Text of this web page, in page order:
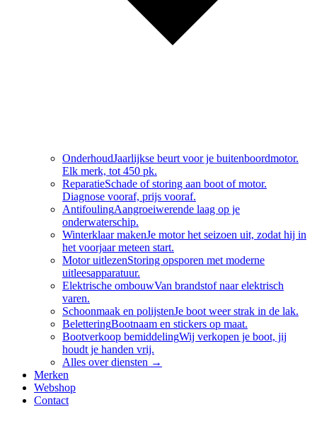
OnderhoudJaarlijkse beurt voor je buitenboordmotor.
Elk merk, tot 450 pk.
ReparatieSchade of storing aan boot of motor.
Diagnose vooraf, prijs vooraf.
AntifoulingAangroeiwerende laag op je
onderwaterschip.
Winterklaar makenJe motor het seizoen uit, zodat hij in
het voorjaar meteen start.
Motor uitlezenStoring opsporen met moderne
uitleesapparatuur.
Elektrische ombouwVan brandstof naar elektrisch
varen.
Schoonmaak en polijstenJe boot weer strak in de lak.
BeletteringBootnaam en stickers op maat.
Bootverkoop bemiddelingWij verkopen je boot, jij
houdt je handen vrij.
Alles overdiensten →
Merken
Webshop
Contact